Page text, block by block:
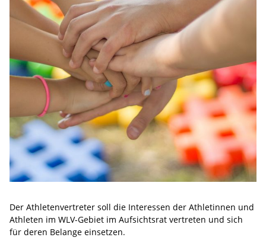
Der Athletenvertreter soll die Interessen der Athletinnen und
Athleten im WLV-Gebiet im Aufsichtsrat vertreten und sich
für deren Belange einsetzen.